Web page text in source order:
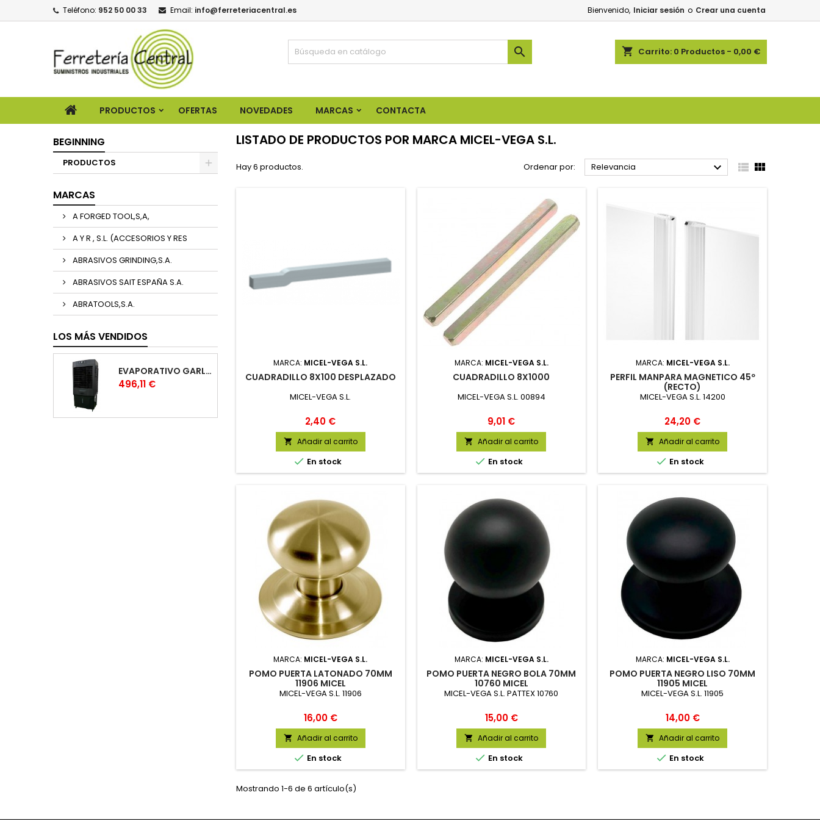
Teléfono: 952 50 00 33 Email: info@ferreteriacentral.es Bienvenido, Iniciar sesión o Crear una cuenta
shopping_cart Carrito: 0 Productos - 0,00 €

PRODUCTOS OFERTAS NOVEDADES MARCAS CONTACTA
BEGINNING
PRODUCTOS
MARCAS
A FORGED TOOL,S,A,
A Y R , S.L. (ACCESORIOS Y RES
ABRASIVOS GRINDING,S.A.
ABRASIVOS SAIT ESPAÑA S.A.
ABRATOOLS,S.A.
LOS MÁS VENDIDOS
EVAPORATIVO GARLAND COOL 1530
Precio
496,11 €
LISTADO DE PRODUCTOS POR MARCA MICEL-VEGA S.L.
Hay 6 productos. Ordenar por: Relevancia   
MARCA: MICEL-VEGA S.L.
CUADRADILLO 8X100 DESPLAZADO
MICEL-VEGA S.L.
Precio
2,40 €
 Añadir al carrito
 En stock
MARCA: MICEL-VEGA S.L.
CUADRADILLO 8X1000
MICEL-VEGA S.L. 00894
Precio
9,01 €
 Añadir al carrito
 En stock
MARCA: MICEL-VEGA S.L.
PERFIL MANPARA MAGNETICO 45º
(RECTO)
MICEL-VEGA S.L. 14200
Precio
24,20 €
 Añadir al carrito
 En stock
MARCA: MICEL-VEGA S.L.
POMO PUERTA LATONADO 70MM
11906 MICEL
MICEL-VEGA S.L. 11906
Precio
16,00 €
 Añadir al carrito
 En stock
MARCA: MICEL-VEGA S.L.
POMO PUERTA NEGRO BOLA 70MM
10760 MICEL
MICEL-VEGA S.L. PATTEX 10760
Precio
15,00 €
 Añadir al carrito
 En stock
MARCA: MICEL-VEGA S.L.
POMO PUERTA NEGRO LISO 70MM
11905 MICEL
MICEL-VEGA S.L. 11905
Precio
14,00 €
 Añadir al carrito
 En stock
Mostrando 1-6 de 6 artículo(s)